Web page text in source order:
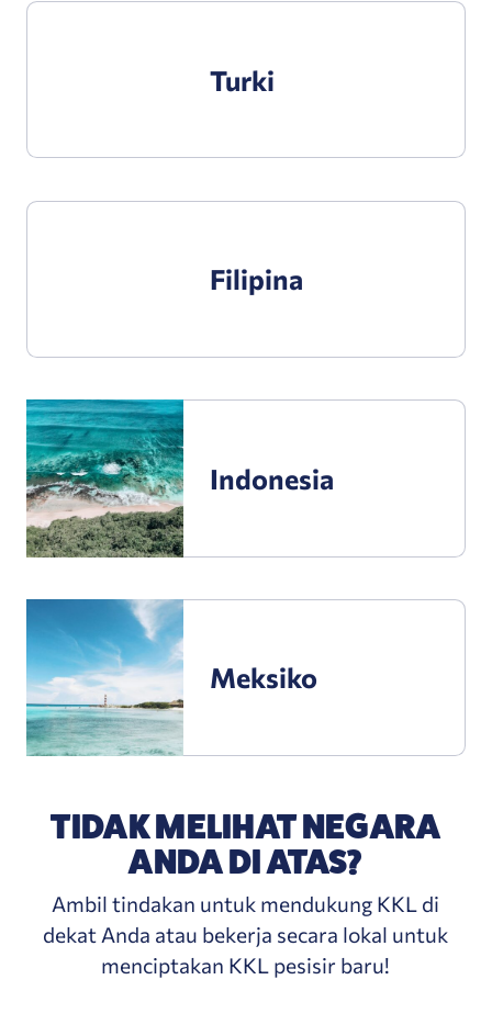
Turki
Turki
Filipina
Filipina
Indonesia
Indonesia
Meksiko
TIDAK MELIHAT NEGARA
ANDA DI ATAS?
Ambil tindakan untuk mendukung KKL di
dekat Anda atau bekerja secara lokal untuk
menciptakan KKL pesisir baru!